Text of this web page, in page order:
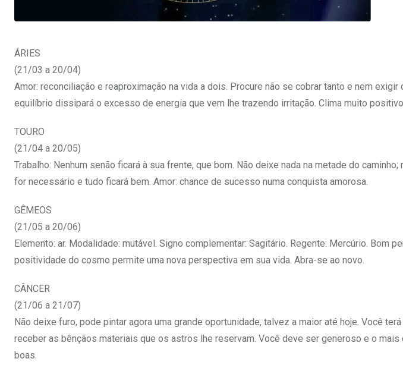
ÁRIES
(21/03 a 20/04)
Amor: reconciliação e reaproximação na vida a dois. Procure não se cobrar tanto e nem
equilíbrio dissipará o excesso de energia que vem lhe trazendo irritação. Clima muito
TOURO
(21/04 a 20/05)
Trabalho: Nenhum senão ficará à sua frente, que bom. Não deixe nada na metade do
for necessário e tudo ficará bem. Amor: chance de sucesso numa conquista amorosa.
GÊMEOS
(21/05 a 20/06)
Elemento: ar. Modalidade: mutável. Signo complementar: Sagitário. Regente: Mercúrio. Bom
positividade do cosmo permite uma nova perspectiva em sua vida. Abra-se ao novo.
CÂNCER
(21/06 a 21/07)
Não deixe furo, pode pintar agora uma grande oportunidade, talvez a maior até hoje. Você
receber as bênçãos materiais que os astros lhe reservam. Você deve ser generoso e o
boas.